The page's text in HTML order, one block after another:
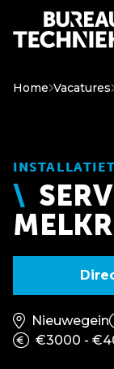
Home Vacatures
Nieuwegein
€3000 -